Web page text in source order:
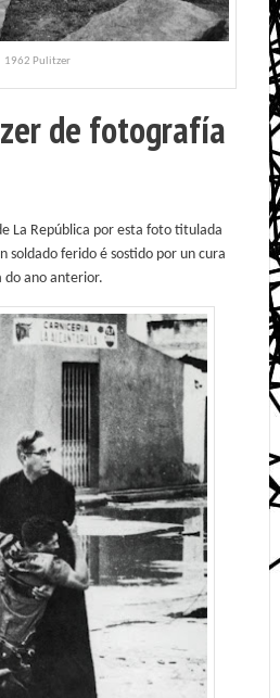
1962 Pulitzer
de fotografía
La República por esta foto titulada
soldado ferido é sostido por un cura
do ano anterior.